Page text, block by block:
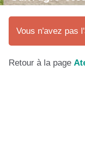
Vous n'avez pas
Retour à la page